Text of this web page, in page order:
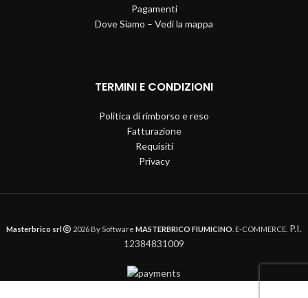
Pagamenti
Dove Siamo – Vedi la mappa
TERMINI E CONDIZIONI
Politica di rimborso e reso
Fatturazione
Requisiti
Privacy
Masterbrico srl 2026 By Software MASTERBRICO FIUMICINO . E-COMMERCE. P.I.
12384831009